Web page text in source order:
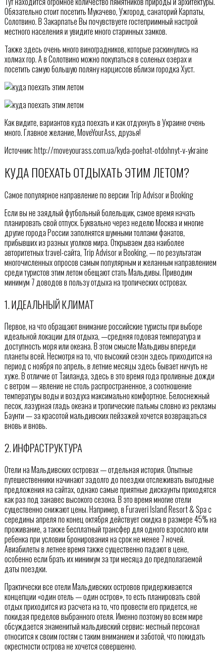
Обязательно стоит посетить Мукачево, Ужгород, санаторий Карпаты,
Солотвино. В Закарпатье Вы почувствуете гостеприимный настрой
местного населения и увидите много старинных замков.
Также здесь очень много виноградников, которые раскинулись на
холмах гор. А в Солотвино можно покупаться в соленых озерах и
посетить самую большую поляну нарциссов вблизи городка Хуст.
Как видите, вариантов куда поехать и как отдухнуть в Украине очень
много. Главное желание, MoveYourAss, друзья!
Источник: http://moveyourass.com.ua/kyda-poehat-otdohnyt-v-ykraine
КУДА ПОЕХАТЬ ОТДЫХАТЬ ЭТИМ ЛЕТОМ?
Самое популярное направление по версии Trip Advisor и Booking
Если вы не заядлый футбольный болельщик, самое время начать
планировать свой отпуск. Буквально через неделю Москва и многие
другие города России заполнятся шумными толпами фанатов,
прибывших из разных уголков мира. Открываем два наиболее
авторитетных travel-сайта, Trip Advisor и Booking, — по результатам
многочисленных опросов самым популярным и желанным направлением
среди туристов этим летом обещают стать Мальдивы. Приводим
минимум 7 доводов в пользу отдыха на тропических островах.
1. ИДЕАЛЬНЫЙ КЛИМАТ
Первое, на что обращают внимание российские туристы при выборе
идеальной локации для отдыха, —средняя годовая температура и
доступность моря или океана. В этом смысле Мальдивы впереди
планеты всей. Несмотря на то, что высокий сезон здесь приходится на
период с ноября по апрель, в летние месяцы здесь бывает ничуть не
хуже. В отличие от Таиланда, здесь в это время года проливные дожди
с ветром — явление не столь распространенное, а соотношение
температуры воды и воздуха максимально комфортное. Белоснежный
песок, лазурная гладь океана и тропические пальмы словно из рекламы
Баунти — за красотой мальдивских пейзажей хочется возвращаться
вновь и вновь.
2. ИНФРАСТРУКТУРА
Отели на Мальдивских островах — отдельная история. Опытные
путешественники начинают задолго до поездки отслеживать выгодные
предложения на сайтах, однако самые приятные дискаунты приходятся
как раз под занавес высокого сезона. В это время многие отели
существенно снижают цены. Например, в Furaveri Island Resort & Spa с
середины апреля по конец октября действует скидка в размере 45% на
проживание, а также бесплатный трансфер для одного взрослого или
ребенка при условии бронирования на срок не менее 7 ночей.
Авиабилеты в летнее время также существенно падают в цене,
особенно если брать их минимум за три месяца до предполагаемой
даты поездки.
Практически все отели Мальдивских островов придерживаются
концепции «один отель — один остров», то есть планировать свой
отдых приходится из расчета на то, что провести его придется, не
покидая пределов выбранного отеля. Именно поэтому во всем мире
обсуждается знаменитый мальдивский сервис: местный персонал
относится к своим гостям с таким вниманием и заботой, что покидать
окрестности острова не хочется совершенно.